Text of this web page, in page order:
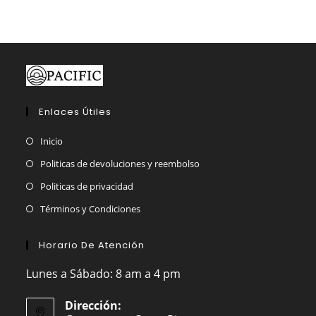
Enlaces Útiles
Inicio
Politicas de devoluciones y reembolso
Politicas de privacidad
Términos y Condiciones
Horario De Atención
Lunes a Sábado: 8 am a 4 pm
Dirección: